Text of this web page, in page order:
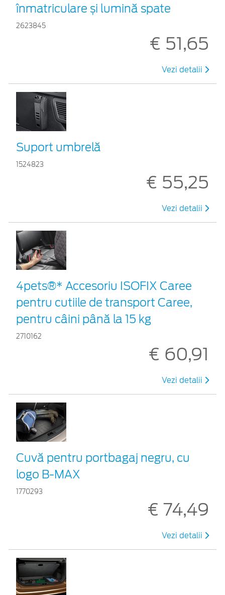
înmatriculare și lumină spate
2623845
€ 51,65
Vezi detalii
Suport umbrelă
1524823
€ 55,25
Vezi detalii
4pets®* Accesoriu ISOFIX Caree
pentru cutiile de transport Caree,
pentru câini până la 15 kg
2710162
€ 60,91
Vezi detalii
Cuvă pentru portbagaj negru, cu
logo B-MAX
1770293
€ 74,49
Vezi detalii